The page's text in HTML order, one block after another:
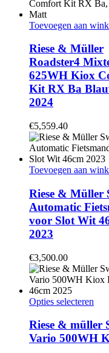
Toevoegen aan
Riese & Müller
Roadster4
625WH Kiox
Kit RX Ba
2024
€5,559.40
Toevoegen aan
Riese & Müller
Automatic
voor Slot Wit
2023
€3,500.00
Opties selecteren
Riese & müller
Vario 500WH